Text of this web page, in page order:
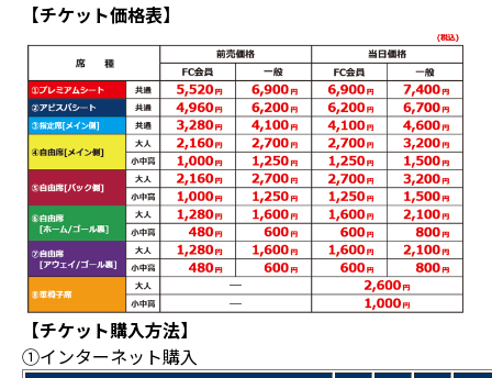
【チケット価格表】
【チケット購入方法】
①インターネット購入